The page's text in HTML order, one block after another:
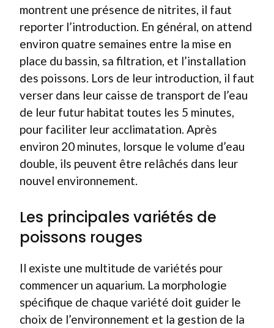
montrent une présence de nitrites, il faut
reporter l’introduction. En général, on attend
environ quatre semaines entre la mise en
place du bassin, sa filtration, et l’installation
des poissons. Lors de leur introduction, il faut
verser dans leur caisse de transport de l’eau
de leur futur habitat toutes les 5 minutes,
pour faciliter leur acclimatation. Après
environ 20 minutes, lorsque le volume d’eau
double, ils peuvent être relâchés dans leur
nouvel environnement.
Les principales variétés de
poissons rouges
Il existe une multitude de variétés pour
commencer un aquarium. La morphologie
spécifique de chaque variété doit guider le
choix de l’environnement et la gestion de la